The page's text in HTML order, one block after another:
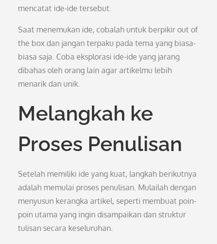
mencatat ide-ide tersebut.
Saat menemukan ide, cobalah untuk berpikir out of
the box dan jangan terpaku pada tema yang biasa-
biasa saja. Coba eksplorasi ide-ide yang jarang
dibahas oleh orang lain agar artikelmu lebih
menarik dan unik.
Melangkah ke
Proses Penulisan
Setelah memiliki ide yang kuat, langkah berikutnya
adalah memulai proses penulisan. Mulailah dengan
menyusun kerangka artikel, seperti membuat poin-
poin utama yang ingin disampaikan dan struktur
tulisan secara keseluruhan.